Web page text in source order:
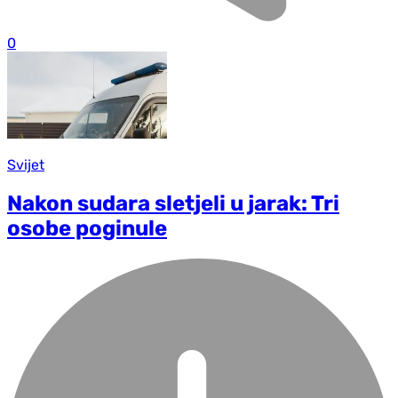
0
Svijet
Nakon sudara sletjeli u jarak: Tri
osobe poginule